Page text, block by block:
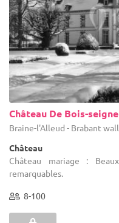
Château De Bois-
Braine-l'Alleud - Brabant
Château
Château mariage :
remarquables.
8-100